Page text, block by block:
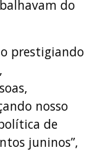
do
prestigiando
nosso
de
juninos”,